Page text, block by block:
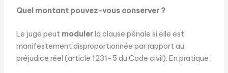
Quel montant pouvez-vous conserver ?
Le juge peut modulerla clause pénale si elle est
manifestement disproportionnée par rapport au
préjudice réel (article 1231-5 du Code civil). En pratique :